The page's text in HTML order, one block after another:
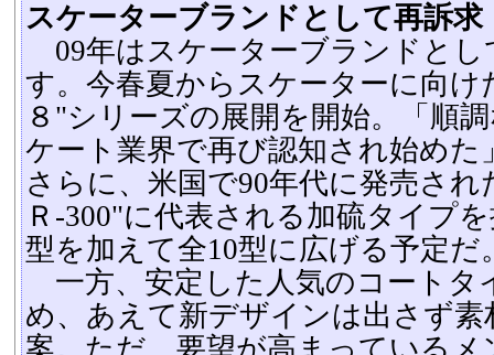
スケーターブランドとして再訴求
09年はスケーターブランドとし
す。今春夏からスケーターに向け
８"シリーズの展開を開始。「順
ケート業界で再び認知され始めた
さらに、米国で90年代に発売され
Ｒ-300"に代表される加硫タイプ
型を加えて全10型に広げる予定だ
一方、安定した人気のコートタ
め、あえて新デザインは出さず素
案。ただ、要望が高まっている